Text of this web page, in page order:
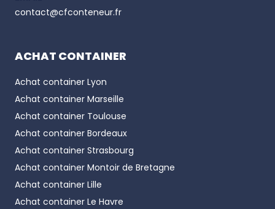
Phone number
contact@cfconteneur.fr
ACHAT CONTAINER
Achat container Lyon
Achat container Marseille
Achat container Toulouse
Achat container Bordeaux
Achat container Strasbourg
Achat container Montoir de Bretagne
Achat container Lille
Achat container Le Havre